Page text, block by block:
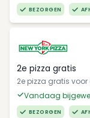
BEZORGEN
2e pizza gratis
2e pizza gratis
Vandaag
BEZORGEN